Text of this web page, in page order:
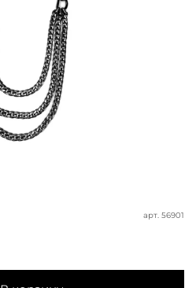
арт. 56901